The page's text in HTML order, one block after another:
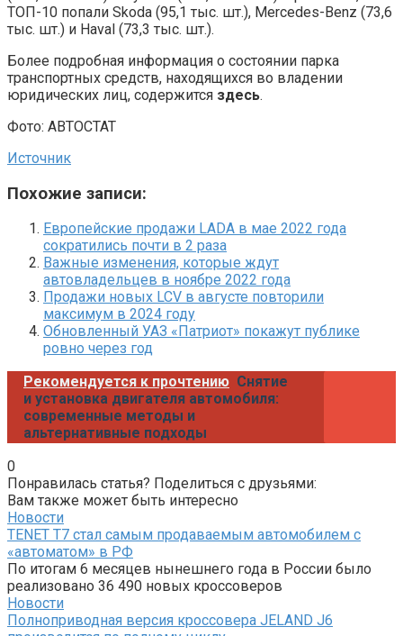
ТОП-10 попали Skoda (95,1 тыс. шт.), Mercedes-Benz (73,6
тыс. шт.) и Haval (73,3 тыс. шт.).
Более подробная информация о состоянии парка
транспортных средств, находящихся во владении
юридических лиц, содержится здесь.
Фото: АВТОСТАТ
Источник
Похожие записи:
Европейские продажи LADA в мае 2022 года
сократились почти в 2 раза
Важные изменения, которые ждут
автовладельцев в ноябре 2022 года
Продажи новых LCV в августе повторили
максимум в 2024 году
Обновленный УАЗ «Патриот» покажут публике
ровно через год
Рекомендуется к прочтению Снятие
и установка двигателя автомобиля:
современные методы и
альтернативные подходы
0
Понравилась статья? Поделиться с друзьями:
Вам также может быть интересно
Новости
TENET T7 стал самым продаваемым автомобилем с
«автоматом» в РФ
По итогам 6 месяцев нынешнего года в России было
реализовано 36 490 новых кроссоверов
Новости
Полноприводная версия кроссовера JELAND J6